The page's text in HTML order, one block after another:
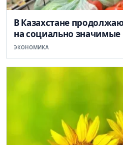
В Казахстане
на социально
ЭКОНОМИКА